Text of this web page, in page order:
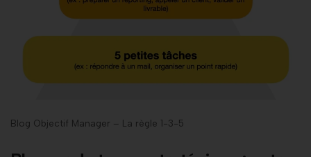
Blog Objectif Manager – La règle 1-3-5